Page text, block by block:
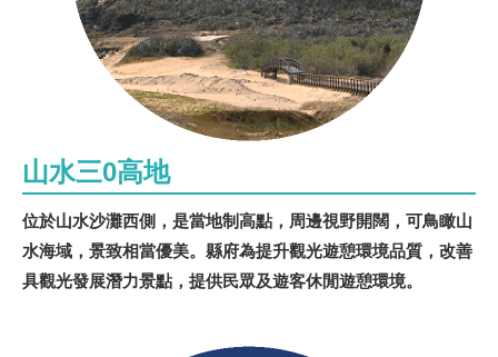
山水三0高地
位於山水沙灘西側，是當地制高點，周邊視野開闊，可鳥瞰山
水海域，景致相當優美。縣府為提升觀光遊憩環境品質，改善
具觀光發展潛力景點，提供民眾及遊客休閒遊憩環境。